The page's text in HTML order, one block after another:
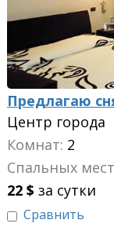
Предлагаю
Центр города
Комнат: 2
Спальных
22 $ за сутки
Сравнить